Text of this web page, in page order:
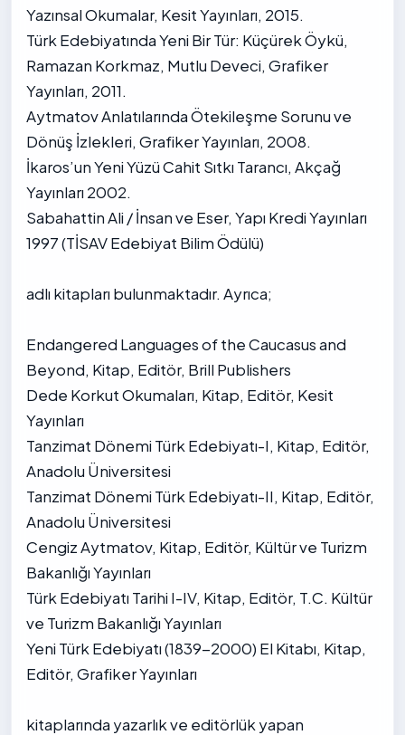
Yazınsal Okumalar, Kesit Yayınları, 2015.
Türk Edebiyatında Yeni Bir Tür: Küçürek Öykü,
Ramazan Korkmaz, Mutlu Deveci, Grafiker
Yayınları, 2011.
Aytmatov Anlatılarında Ötekileşme Sorunu ve
Dönüş İzlekleri, Grafiker Yayınları, 2008.
İkaros’un Yeni Yüzü Cahit Sıtkı Tarancı, Akçağ
Yayınları 2002.
Sabahattin Ali / İnsan ve Eser, Yapı Kredi Yayınları
1997 (TİSAV Edebiyat Bilim Ödülü)
adlı kitapları bulunmaktadır. Ayrıca;
Endangered Languages of the Caucasus and
Beyond, Kitap, Editör, Brill Publishers
Dede Korkut Okumaları, Kitap, Editör, Kesit
Yayınları
Tanzimat Dönemi Türk Edebiyatı-I, Kitap, Editör,
Anadolu Üniversitesi
Tanzimat Dönemi Türk Edebiyatı-II, Kitap, Editör,
Anadolu Üniversitesi
Cengiz Aytmatov, Kitap, Editör, Kültür ve Turizm
Bakanlığı Yayınları
Türk Edebiyatı Tarihi I-IV, Kitap, Editör, T.C. Kültür
ve Turizm Bakanlığı Yayınları
Yeni Türk Edebiyatı (1839-2000) El Kitabı, Kitap,
Editör, Grafiker Yayınları
kitaplarında yazarlık ve editörlük yapan